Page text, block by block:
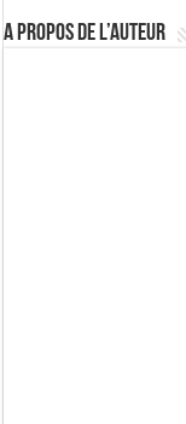
A propos de l’auteur